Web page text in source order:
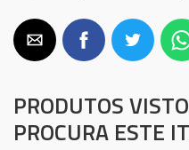
PRODUTOS
PROCURA ESTE